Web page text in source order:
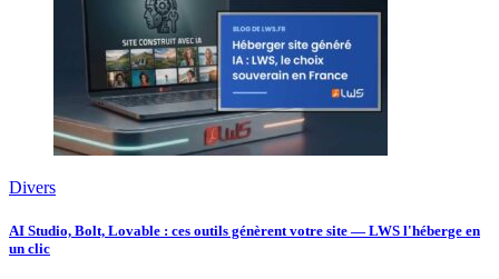
Divers
AI Studio, Bolt, Lovable : ces outils génèrent votre site — LWS l'héberge en
un clic